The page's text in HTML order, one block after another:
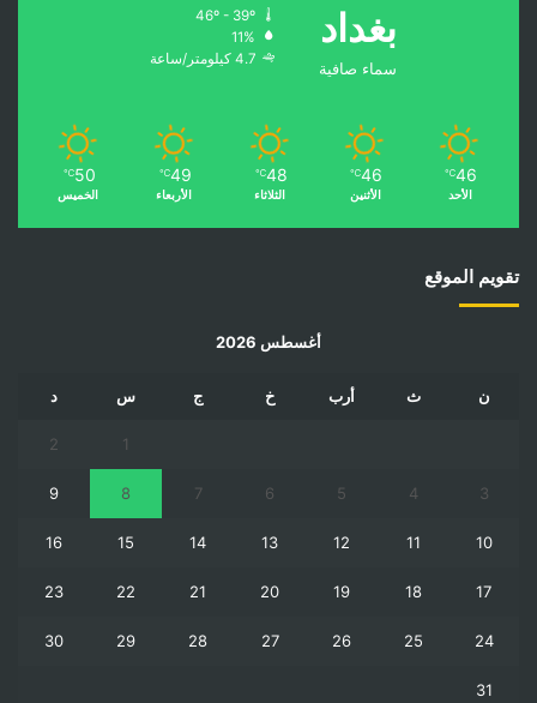
بغداد
سماء صافية
11%
4.7 كيلومتر/ساعة
46
℃
الأحد
46
℃
الأثنين
48
℃
الثلاثاء
49
℃
الأربعاء
50
℃
الخميس
تقويم الموقع
أغسطس 2026
ن ث أرب خ ج س د
1
2
3
4
5
6
7
8
9
10
11
12
13
14
15
16
17
18
19
20
21
22
23
24
25
26
27
28
29
30
31